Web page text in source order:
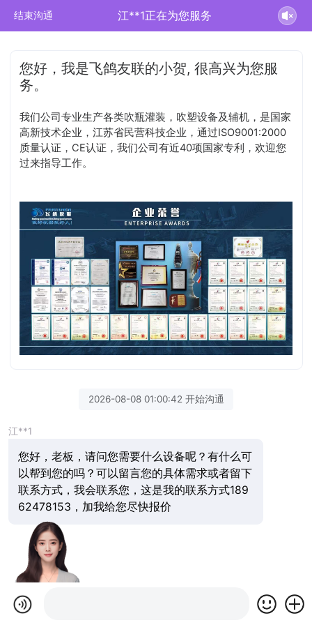
结束沟通 江**1正在为您服务
您好，我是飞鸽友联的小贺, 很高兴为您服
务。
我们公司专业生产各类吹瓶灌装，吹塑设备及辅机，是国家
高新技术企业，江苏省民营科技企业，通过ISO9001:2000
质量认证，CE认证，我们公司有近40项国家专利，欢迎您
过来指导工作。
2026-08-08 01:00:42 开始沟通
江**1
您好，老板，请问您需要什么设备呢？有什么可
以帮到您的吗？可以留言您的具体需求或者留下
联系方式，我会联系您，这是我的联系方式189
62478153，加我给您尽快报价